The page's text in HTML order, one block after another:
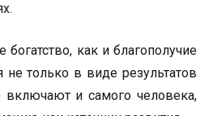
богатство, как и благополучие
не только в виде результатов
включают и самого человека,